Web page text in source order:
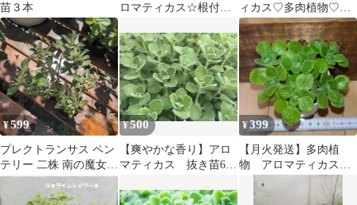
苗３本
ロマティカス☆根付き
ィカス♡多肉植物♡害
虫防止♡ミントの甘い
香り♡
¥599
プレクトランサス ペン
テリー 二株 南の魔女
ハーブ苗 ネコポス
¥500
【爽やかな香り】アロ
マティカス 抜き苗6
¥399
【月火発送】多肉植
物 アロマティカス
ミニ抜き苗①